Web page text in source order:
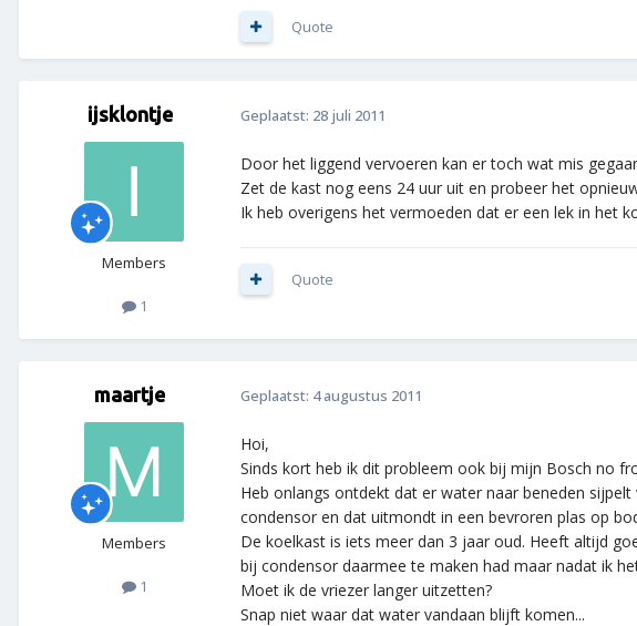
Quote
ijsklontje
Members
1
Geplaatst: 28 juli 2011
Door het liggend vervoeren kan er toch wat mis
Zet de kast nog eens 24 uur uit en probeer het
Ik heb overigens het vermoeden dat er een lek in het
Quote
maartje
Members
1
Geplaatst: 4 augustus 2011
Hoi,
Sinds kort heb ik dit probleem ook bij mijn Bosch no
Heb onlangs ontdekt dat er water naar beneden
condensor en dat uitmondt in een bevroren plas op
De koelkast is iets meer dan 3 jaar oud. Heeft altijd
bij condensor daarmee te maken had maar nadat ik
Moet ik de vriezer langer uitzetten?
Snap niet waar dat water vandaan blijft komen...